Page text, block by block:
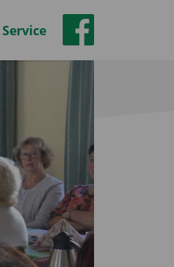
Service